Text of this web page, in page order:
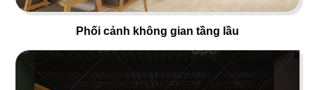
Phối cảnh không gian tầng lầu
50